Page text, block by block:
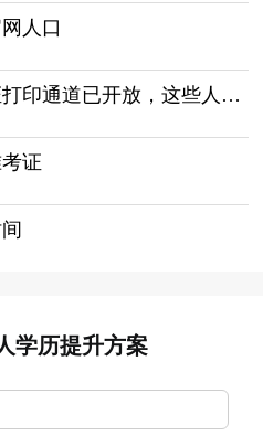
人口
福建10月份自考准考证打印通道已开放，这些人打印方法有变！
证
学历提升方案